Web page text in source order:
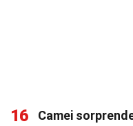
16 Camei